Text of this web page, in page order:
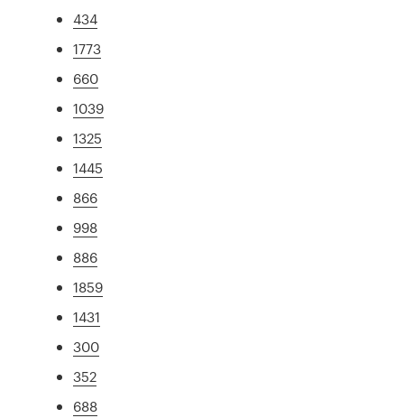
434
1773
660
1039
1325
1445
866
998
886
1859
1431
300
352
688